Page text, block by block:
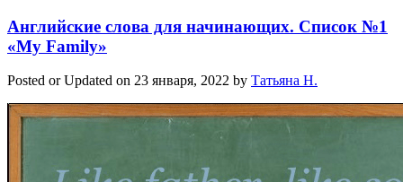
Английские слова для начинающих. Список №1
«My Family»
Posted or Updated on 23 января, 2022 by Татьяна Н.